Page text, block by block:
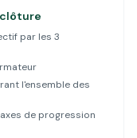
par les 3
l'ensemble des
de progression